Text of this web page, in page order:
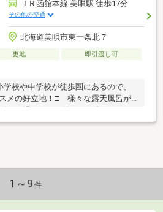
ＪＲ函館本線 美唄駅 徒歩17分
その他の交通
北海道美唄市東一条北７
更地
即引渡し可
校や中学校が徒歩圏にあるので、
メの好立地！□ 様々な露天風呂が
」が、 車で10分以内の場所にあり
じられる場所となっております。
1～9 件